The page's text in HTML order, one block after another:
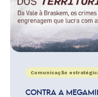
Comunicação
CONTRA A